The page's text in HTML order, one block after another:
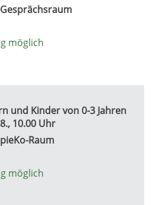
möglich
und Kinder von 0-3 Jahren
10.00 Uhr
Raum
möglich